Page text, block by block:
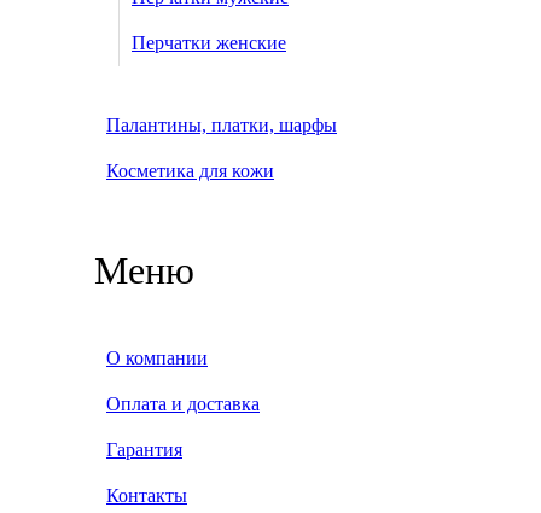
Перчатки женские
Палантины, платки, шарфы
Косметика для кожи
Меню
О компании
Оплата и доставка
Гарантия
Контакты